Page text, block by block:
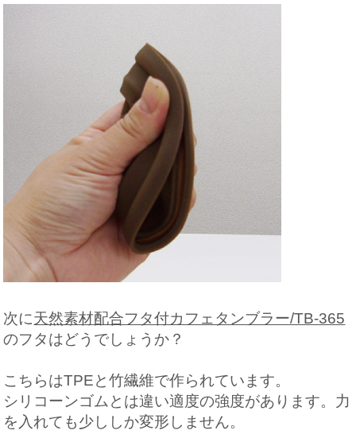
次に天然素材配合フタ付カフェタンブラー/TB-365
のフタはどうでしょうか？
こちらはTPEと竹繊維で作られています。
シリコーンゴムとは違い適度の強度があります。力
を入れても少ししか変形しません。